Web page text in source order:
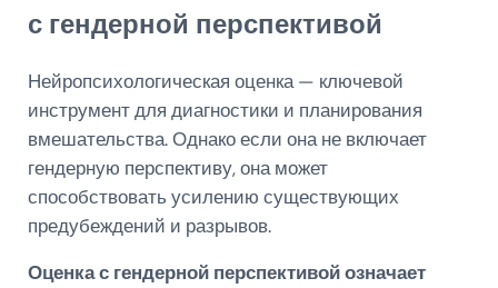
с гендерной перспективой
Нейропсихологическая оценка — ключевой
инструмент для диагностики и планирования
вмешательства. Однако если она не включает
гендерную перспективу, она может
способствовать усилению существующих
предубеждений и разрывов.
Оценка с гендерной перспективой означает